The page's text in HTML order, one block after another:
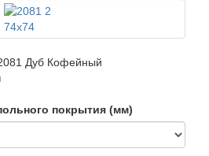
Дуб Кофейный
покрытия (мм)